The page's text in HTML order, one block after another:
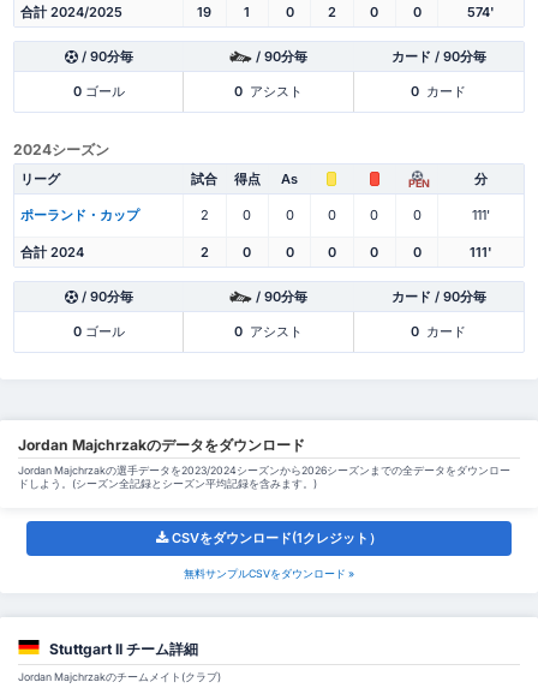
合計 2024/2025 19 1 0 2 0 0 574'
/ 90分毎 / 90分毎 カード / 90分毎
0ゴール 0 アシスト 0 カード
2024シーズン
リーグ 試合 得点 As PEN 分
ポーランド・カップ 2 0 0 0 0 0 111'
合計 2024 2 0 0 0 0 0 111'
/ 90分毎 / 90分毎 カード / 90分毎
0ゴール 0 アシスト 0 カード
Jordan Majchrzakのデータをダウンロード
Jordan Majchrzakの選手データを2023/2024シーズンから2026シーズンまでの全データをダウンロー
ドしよう。(シーズン全記録とシーズン平均記録を含みます。)
CSVをダウンロード(1クレジット）
無料サンプルCSVをダウンロード »
Stuttgart II チーム詳細
Jordan Majchrzakのチームメイト(クラブ)